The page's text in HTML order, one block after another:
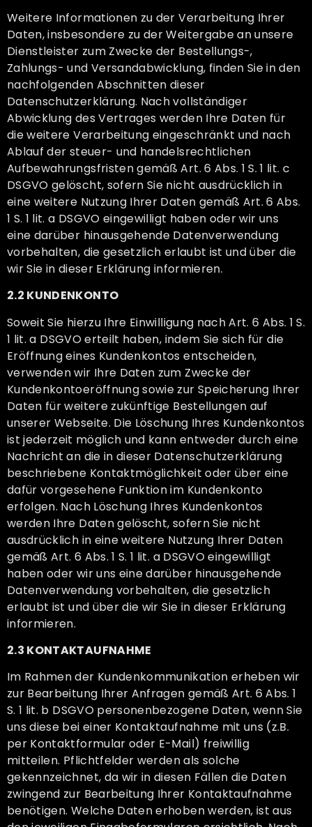
Weitere Informationen zu der Verarbeitung Ihrer
Daten, insbesondere zu der Weitergabe an unsere
Dienstleister zum Zwecke der Bestellungs-,
Zahlungs- und Versandabwicklung, finden Sie in den
nachfolgenden Abschnitten dieser
Datenschutzerklärung. Nach vollständiger
Abwicklung des Vertrages werden Ihre Daten für
die weitere Verarbeitung eingeschränkt und nach
Ablauf der steuer- und handelsrechtlichen
Aufbewahrungsfristen gemäß Art. 6 Abs. 1 S. 1 lit. c
DSGVO gelöscht, sofern Sie nicht ausdrücklich in
eine weitere Nutzung Ihrer Daten gemäß Art. 6 Abs.
1 S. 1 lit. a DSGVO eingewilligt haben oder wir uns
eine darüber hinausgehende Datenverwendung
vorbehalten, die gesetzlich erlaubt ist und über die
wir Sie in dieser Erklärung informieren.
2.2 KUNDENKONTO
Soweit Sie hierzu Ihre Einwilligung nach Art. 6 Abs. 1 S.
1 lit. a DSGVO erteilt haben, indem Sie sich für die
Eröffnung eines Kundenkontos entscheiden,
verwenden wir Ihre Daten zum Zwecke der
Kundenkontoeröffnung sowie zur Speicherung Ihrer
Daten für weitere zukünftige Bestellungen auf
unserer Webseite. Die Löschung Ihres Kundenkontos
ist jederzeit möglich und kann entweder durch eine
Nachricht an die in dieser Datenschutzerklärung
beschriebene Kontaktmöglichkeit oder über eine
dafür vorgesehene Funktion im Kundenkonto
erfolgen. Nach Löschung Ihres Kundenkontos
werden Ihre Daten gelöscht, sofern Sie nicht
ausdrücklich in eine weitere Nutzung Ihrer Daten
gemäß Art. 6 Abs. 1 S. 1 lit. a DSGVO eingewilligt
haben oder wir uns eine darüber hinausgehende
Datenverwendung vorbehalten, die gesetzlich
erlaubt ist und über die wir Sie in dieser Erklärung
informieren.
2.3 KONTAKTAUFNAHME
Im Rahmen der Kundenkommunikation erheben wir
zur Bearbeitung Ihrer Anfragen gemäß Art. 6 Abs. 1
S. 1 lit. b DSGVO personenbezogene Daten, wenn Sie
uns diese bei einer Kontaktaufnahme mit uns (z.B.
per Kontaktformular oder E-Mail) freiwillig
mitteilen. Pflichtfelder werden als solche
gekennzeichnet, da wir in diesen Fällen die Daten
zwingend zur Bearbeitung Ihrer Kontaktaufnahme
benötigen. Welche Daten erhoben werden, ist aus